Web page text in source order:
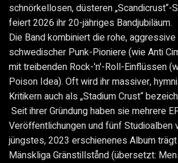
schnörkellosen, düsteren „Scandicrust“-
feiert 2026 ihr 20-jähriges Bandjubiläum.
Die Band kombiniert die rohe,
schwedischer Punk-Pioniere (wie Anti
mit treibenden Rock-'n'-Roll-Einflüssen
Poison Idea). Oft wird ihr massiver,
Kritikern auch als „Stadium Crust“
Seit ihrer Gründung haben sie mehrere
Veröffentlichungen und fünf Studioalben
jüngstes, 2023 erschienenes Album
Mänskliga Gränstillstånd (übersetzt: